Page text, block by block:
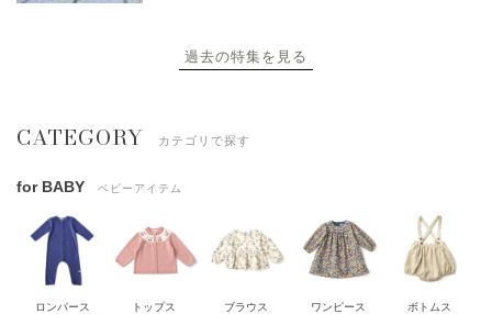
過去の特集を見る
CATEGORY カテゴリで探す
for BABY ベビーアイテム
ロンパース トップス ブラウス ワンピース ボトムス